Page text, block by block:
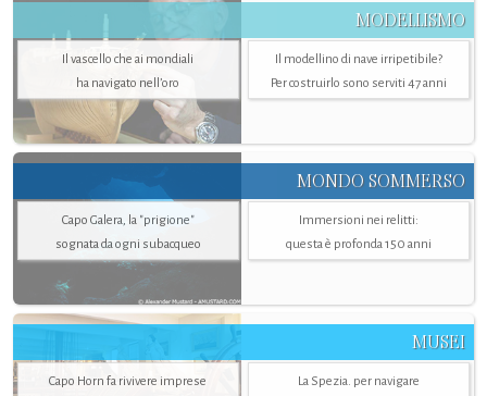
MODELLISMO
Il vascello che ai mondiali
ha navigato nell’oro
Il modellino di nave irripetibile?
Per costruirlo sono serviti 47 anni
MONDO SOMMERSO
Capo Galera, la "prigione"
sognata da ogni subacqueo
Immersioni nei relitti:
questa è profonda 150 anni
MUSEI
Capo Horn fa rivivere imprese
La Spezia. per navigare